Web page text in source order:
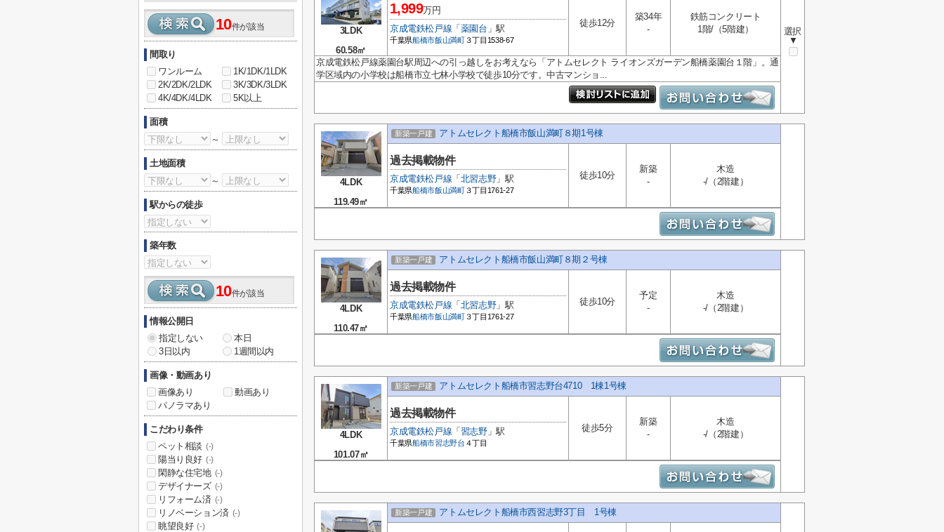
3LDK
60.58㎡
選択
▼
1,999万円
京成電鉄松戸線 「 薬園台 」駅
千葉県船橋市飯山満町 ３丁目1538-67
徒歩12分
築34年
-
鉄筋コンクリート
1階/（5階建）
京成電鉄松戸線薬園台駅周辺への引っ越しをお考えなら「アトムセレクト ライオンズガーデン船橋薬園台１階」。通
学区域内の小学校は船橋市立七林小学校で徒歩10分です。中古マンショ...
4LDK
119.49㎡
新築一戸建 アトムセレクト船橋市飯山満町８期1号棟
過去掲載物件
京成電鉄松戸線 「 北習志野」駅
千葉県船橋市飯山満町 ３丁目1761-27
徒歩10分
新築
-
木造
-/（2階建）
4LDK
110.47㎡
新築一戸建 アトムセレクト船橋市飯山満町８期２号棟
過去掲載物件
京成電鉄松戸線 「 北習志野」駅
千葉県船橋市飯山満町 ３丁目1761-27
徒歩10分
予定
-
木造
-/（2階建）
4LDK
101.07㎡
新築一戸建 アトムセレクト船橋市習志野台4710 1棟1号棟
過去掲載物件
京成電鉄松戸線 「 習志野」駅
千葉県船橋市習志野台 ４丁目
徒歩5分
新築
-
木造
-/（2階建）
新築一戸建 アトムセレクト船橋市西習志野3丁目 1号棟
10件が該当
間取り
ワンルーム
1K/1DK/1LDK
2K/2DK/2LDK
3K/3DK/3LDK
4K/4DK/4LDK
5K以上
面積
～
土地面積
～
駅からの徒歩
築年数
10件が該当
情報公開日
指定しない
本日
3日以内
1週間以内
画像・動画あり
画像あり
動画あり
パノラマあり
こだわり条件
ペット相談 (-)
陽当り良好 (-)
閑静な住宅地 (-)
デザイナーズ (-)
リフォーム済 (-)
リノベーション済 (-)
眺望良好 (-)